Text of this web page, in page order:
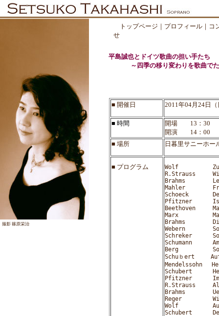
トップページ ｜ プロフィール ｜ コ
せ
平島誠也とドイツ歌曲の担い手たち
　～四季の移り変わりを歌曲
撮影 篠原栄治
■ 開催日 2011年04月24日（
■ 時間
開場 13：30
開演 14：00
■ 場所
日暮里サニーホ
■ プログラム
Wolf
R.Strauss
Brahms
Mahler
Schoeck
Pfitzner      Ist
Beethoven
Marx
Brahms
Webern
Schreker
Schumann
Berg
Schuｂert 　
Mendelssohn
Schubert
Pfitzner
R.Strauss
Brahms
Reger
Wolf
Schubert